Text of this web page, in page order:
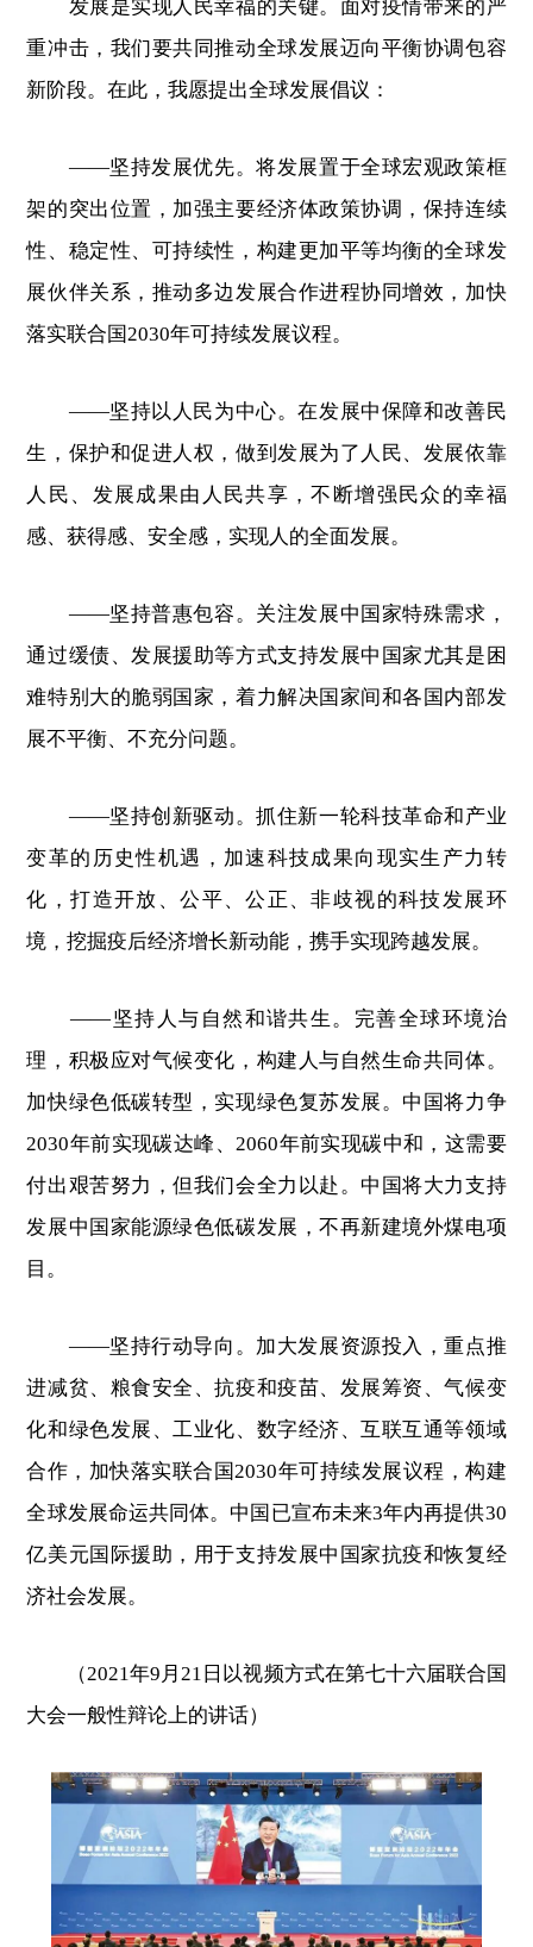
发展是实现人民幸福的关键。面对疫情带来的严
重冲击，我们要共同推动全球发展迈向平衡协调包容
新阶段。在此，我愿提出全球发展倡议：
——坚持发展优先。将发展置于全球宏观政策框
架的突出位置，加强主要经济体政策协调，保持连续
性、稳定性、可持续性，构建更加平等均衡的全球发
展伙伴关系，推动多边发展合作进程协同增效，加快
落实联合国2030年可持续发展议程。
——坚持以人民为中心。在发展中保障和改善民
生，保护和促进人权，做到发展为了人民、发展依靠
人民、发展成果由人民共享，不断增强民众的幸福
感、获得感、安全感，实现人的全面发展。
——坚持普惠包容。关注发展中国家特殊需求，
通过缓债、发展援助等方式支持发展中国家尤其是困
难特别大的脆弱国家，着力解决国家间和各国内部发
展不平衡、不充分问题。
——坚持创新驱动。抓住新一轮科技革命和产业
变革的历史性机遇，加速科技成果向现实生产力转
化，打造开放、公平、公正、非歧视的科技发展环
境，挖掘疫后经济增长新动能，携手实现跨越发展。
——坚持人与自然和谐共生。完善全球环境治
理，积极应对气候变化，构建人与自然生命共同体。
加快绿色低碳转型，实现绿色复苏发展。中国将力争
2030年前实现碳达峰、2060年前实现碳中和，这需要
付出艰苦努力，但我们会全力以赴。中国将大力支持
发展中国家能源绿色低碳发展，不再新建境外煤电项
目。
——坚持行动导向。加大发展资源投入，重点推
进减贫、粮食安全、抗疫和疫苗、发展筹资、气候变
化和绿色发展、工业化、数字经济、互联互通等领域
合作，加快落实联合国2030年可持续发展议程，构建
全球发展命运共同体。中国已宣布未来3年内再提供30
亿美元国际援助，用于支持发展中国家抗疫和恢复经
济社会发展。
（2021年9月21日以视频方式在第七十六届联合国
大会一般性辩论上的讲话）